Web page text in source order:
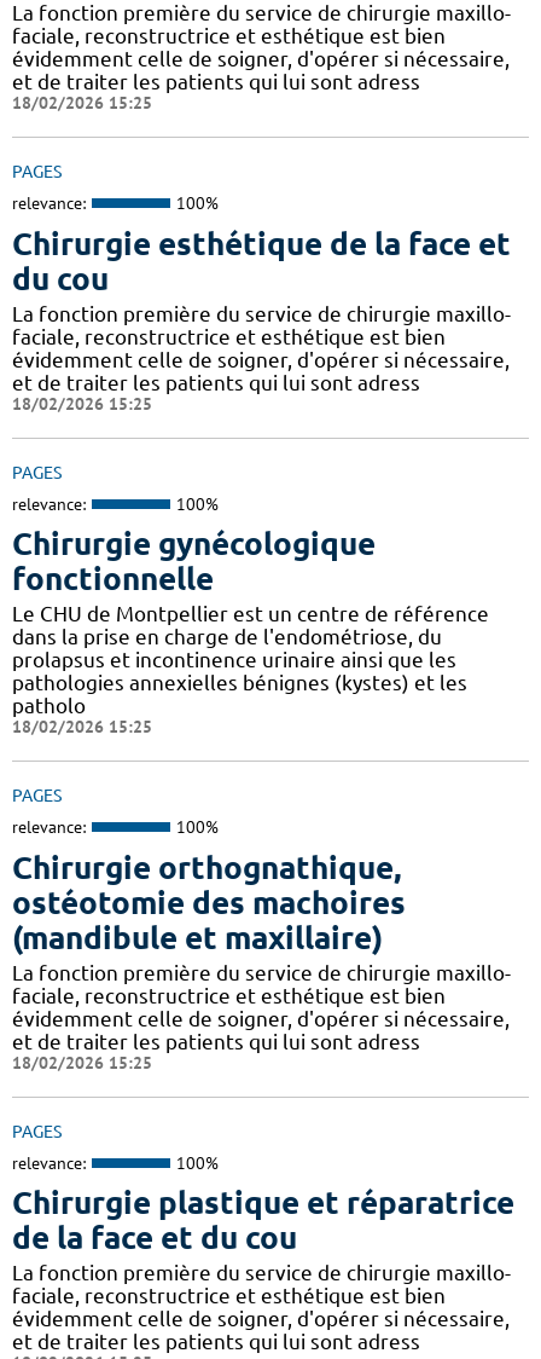
La fonction première du service de chirurgie maxillo-
faciale, reconstructrice et esthétique est bien
évidemment celle de soigner, d'opérer si nécessaire,
et de traiter les patients qui lui sont adress
18/02/2026 15:25
PAGES
relevance: 100%
Chirurgie esthétique de la face et
du cou
La fonction première du service de chirurgie maxillo-
faciale, reconstructrice et esthétique est bien
évidemment celle de soigner, d'opérer si nécessaire,
et de traiter les patients qui lui sont adress
18/02/2026 15:25
PAGES
relevance: 100%
Chirurgie gynécologique
fonctionnelle
Le CHU de Montpellier est un centre de référence
dans la prise en charge de l'endométriose, du
prolapsus et incontinence urinaire ainsi que les
pathologies annexielles bénignes (kystes) et les
patholo
18/02/2026 15:25
PAGES
relevance: 100%
Chirurgie orthognathique,
ostéotomie des machoires
(mandibule et maxillaire)
La fonction première du service de chirurgie maxillo-
faciale, reconstructrice et esthétique est bien
évidemment celle de soigner, d'opérer si nécessaire,
et de traiter les patients qui lui sont adress
18/02/2026 15:25
PAGES
relevance: 100%
Chirurgie plastique et réparatrice
de la face et du cou
La fonction première du service de chirurgie maxillo-
faciale, reconstructrice et esthétique est bien
évidemment celle de soigner, d'opérer si nécessaire,
et de traiter les patients qui lui sont adress